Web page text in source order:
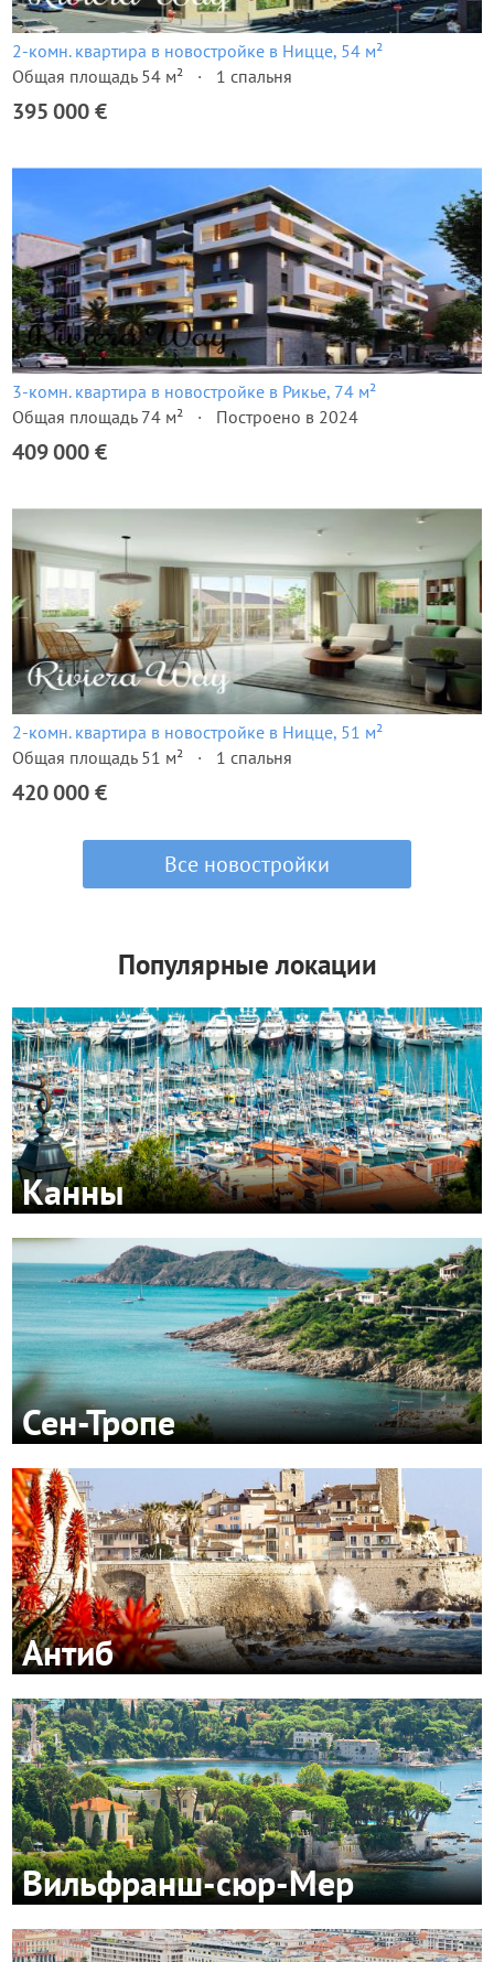
2-комн. квартира в новостройке в Ницце, 54 м²
Общая площадь 54 м²
1 спальня
395 000 €
3-комн. квартира в новостройке в Рикье, 74 м²
Общая площадь 74 м²
Построено в 2024
409 000 €
2-комн. квартира в новостройке в Ницце, 51 м²
Общая площадь 51 м²
1 спальня
420 000 €
Все новостройки
Популярные локации
Канны
Сен-Тропе
Антиб
Вильфранш-сюр-Мер